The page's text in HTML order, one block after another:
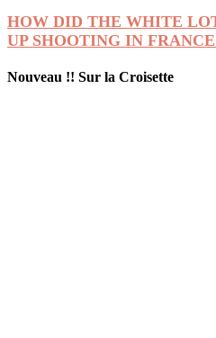
HOW DID THE WHITE
UP SHOOTING IN
Nouveau !! Sur la Croisette